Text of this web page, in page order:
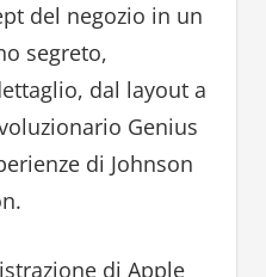
del negozio in un
segreto,
dal layout a
Genius
di Johnson
di Apple